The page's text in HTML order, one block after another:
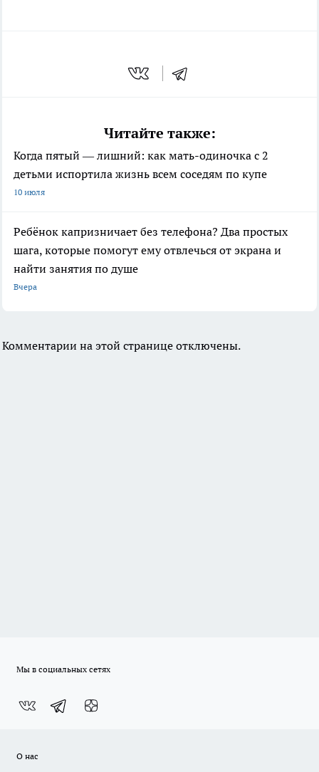
Читайте также:
Когда пятый — лишний: как мать-одиночка с 2
детьми испортила жизнь всем соседям по купе
10 июля
Ребёнок капризничает без телефона? Два простых
шага, которые помогут ему отвлечься от экрана и
найти занятия по душе
Вчера
Комментарии на этой странице отключены.
Мы в социальных сетях
О нас